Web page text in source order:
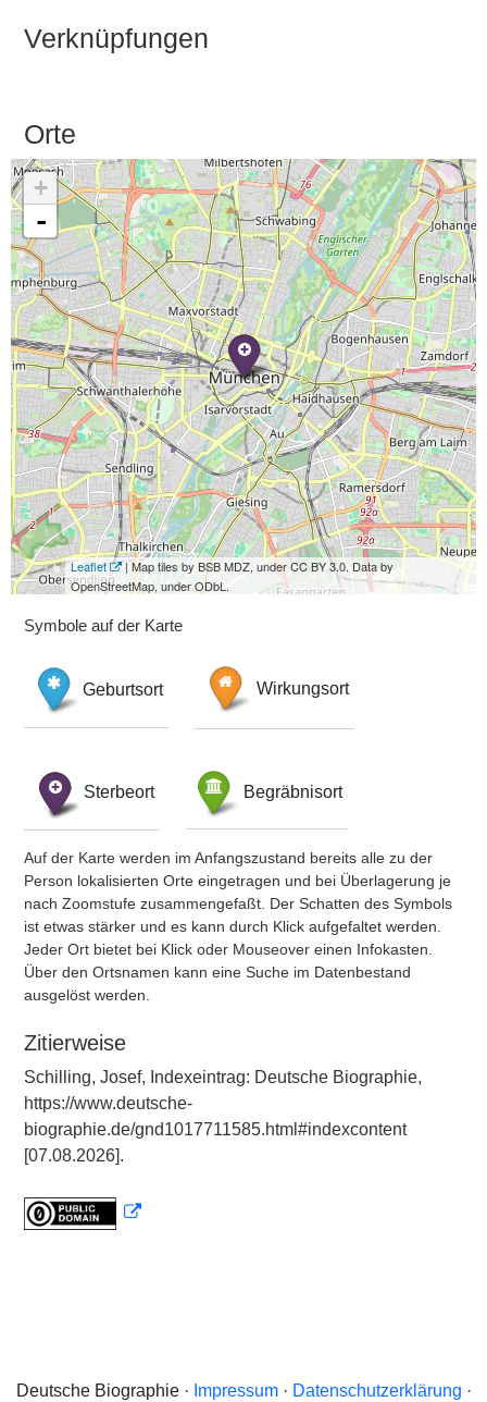
Verknüpfungen
Orte
+
-
Leaflet
| Map tiles by BSB MDZ, under CC BY 3.0. Data by
OpenStreetMap, under ODbL.
Symbole auf der Karte
Geburtsort Wirkungsort
Sterbeort Begräbnisort
Auf der Karte werden im Anfangszustand bereits alle zu der
Person lokalisierten Orte eingetragen und bei Überlagerung je
nach Zoomstufe zusammengefaßt. Der Schatten des Symbols
ist etwas stärker und es kann durch Klick aufgefaltet werden.
Jeder Ort bietet bei Klick oder Mouseover einen Infokasten.
Über den Ortsnamen kann eine Suche im Datenbestand
ausgelöst werden.
Zitierweise
Schilling, Josef, Indexeintrag: Deutsche Biographie,
https://www.deutsche-
biographie.de/gnd1017711585.html#indexcontent
[07.08.2026].
Deutsche Biographie · Impressum· Datenschutzerklärung ·